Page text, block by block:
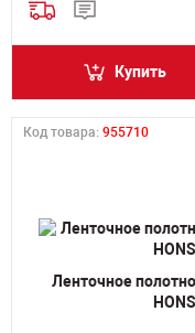
Купить
Код товара: 955710
Ленточное